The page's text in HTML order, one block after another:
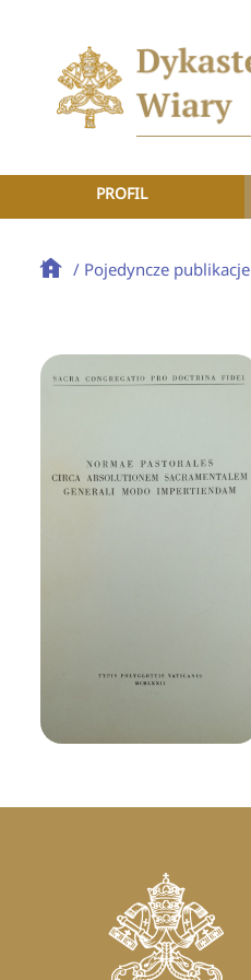
PROFIL
/ Pojedyncze publikacje